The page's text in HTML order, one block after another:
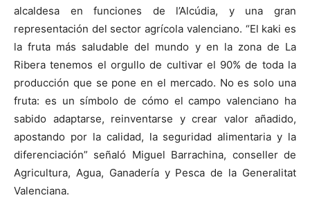
alcaldesa en funciones de l’Alcúdia, y una gran
representación del sector agrícola valenciano. “El kaki es
la fruta más saludable del mundo y en la zona de La
Ribera tenemos el orgullo de cultivar el 90% de toda la
producción que se pone en el mercado. No es solo una
fruta: es un símbolo de cómo el campo valenciano ha
sabido adaptarse, reinventarse y crear valor añadido,
apostando por la calidad, la seguridad alimentaria y la
diferenciación” señaló Miguel Barrachina, conseller de
Agricultura, Agua, Ganadería y Pesca de la Generalitat
Valenciana.